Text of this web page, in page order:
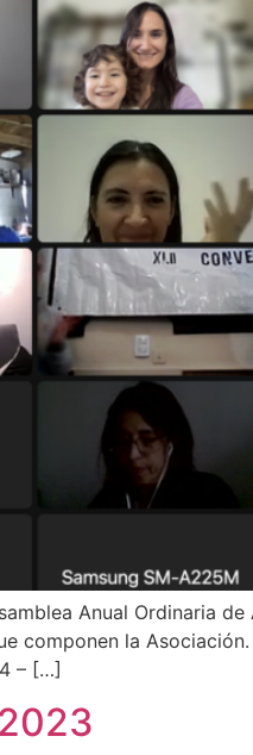
Anual Ordinaria
componen la
– […]